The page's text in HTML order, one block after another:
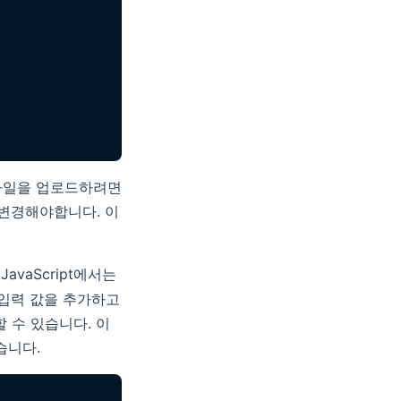
을 업로드하려면
해야합니다. 이
에서는
력 값을 추가하고
수 있습니다. 이
니다.